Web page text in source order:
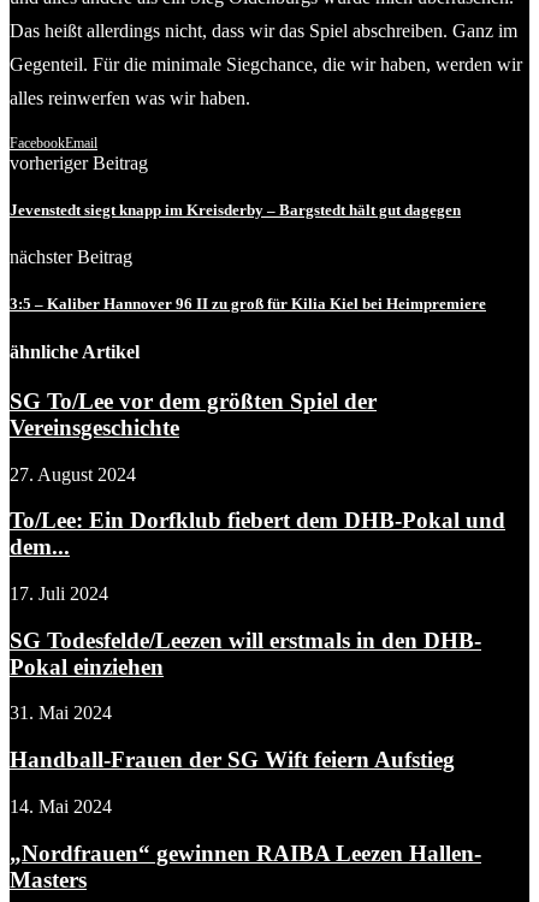
Das heißt allerdings nicht, dass wir das Spiel abschreiben. Ganz im
Gegenteil. Für die minimale Siegchance, die wir haben, werden wir
alles reinwerfen was wir haben.
FacebookEmail
vorheriger Beitrag
Jevenstedt siegt knapp im Kreisderby – Bargstedt hält gut dagegen
nächster Beitrag
3:5 – Kaliber Hannover 96 II zu groß für Kilia Kiel bei Heimpremiere
ähnliche Artikel
SG To/Lee vor dem größten Spiel der
Vereinsgeschichte
27. August 2024
To/Lee: Ein Dorfklub fiebert dem DHB-Pokal und
dem...
17. Juli 2024
SG Todesfelde/Leezen will erstmals in den DHB-
Pokal einziehen
31. Mai 2024
Handball-Frauen der SG Wift feiern Aufstieg
14. Mai 2024
„Nordfrauen“ gewinnen RAIBA Leezen Hallen-
Masters